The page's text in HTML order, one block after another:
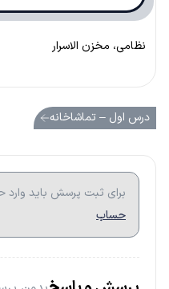
نظامی، مخزن الاسرار
درس اول – تماشاخانه
برای ثبت پرسش باید وارد
حساب